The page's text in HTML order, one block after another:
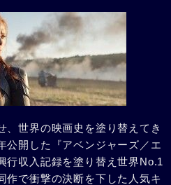
、世界の映画史を塗り替えてき
公開した『アベンジャーズ／エ
行収入記録を塗り替え世界No.1
作で衝撃の決断を下した人気キ